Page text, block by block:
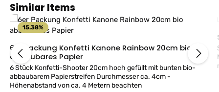
Produktgalerie überspringen
Similar Items
15.38%
6er Packung Konfetti Kanone Rainbow 20cm bio
abbaubares Papier
6 Stück Konfetti-Shooter 20cm hoch gefüllt mit bunten bio-
abbaubarem Papierstreifen Durchmesser ca. 4cm -
Höhenabstand von ca. 4 Metern beachten